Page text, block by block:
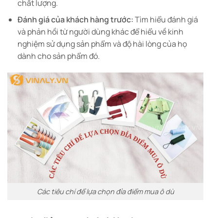
chất lượng.
Đánh giá của khách hàng trước:Tìm hiểu đánh giá
và phản hồi từ người dùng khác để hiểu về kinh
nghiệm sử dụng sản phẩm và độ hài lòng của họ
dành cho sản phẩm đó.
Các tiêu chí để lựa chọn đỉa điểm mua ô dù